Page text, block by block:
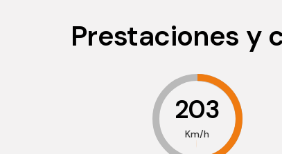
Prestaciones y
203
Km/h